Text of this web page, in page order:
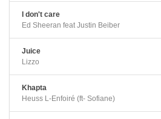
I don't care
Ed Sheeran feat Justin Beiber
Juice
Lizzo
Khapta
Heuss L-Enfoiré (ft- Sofiane)